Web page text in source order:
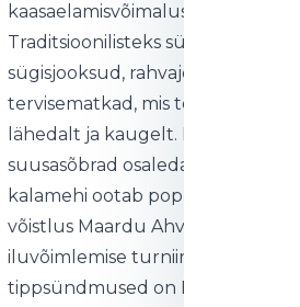
kaasaelamisvõimalusi igale
Traditsioonilisteks sündmusteks
sügisjooksud, rahvajooks Maardu
tervisematkad, mis toovad kokku
lähedalt ja kaugelt. Lumistel
suusasõbrad osaleda
kalamehi ootab populaarne
võistlus Maardu Ahven. Kolm
iluvõimlemise turniirid, millest
tippsündmused on Balti Sügis,